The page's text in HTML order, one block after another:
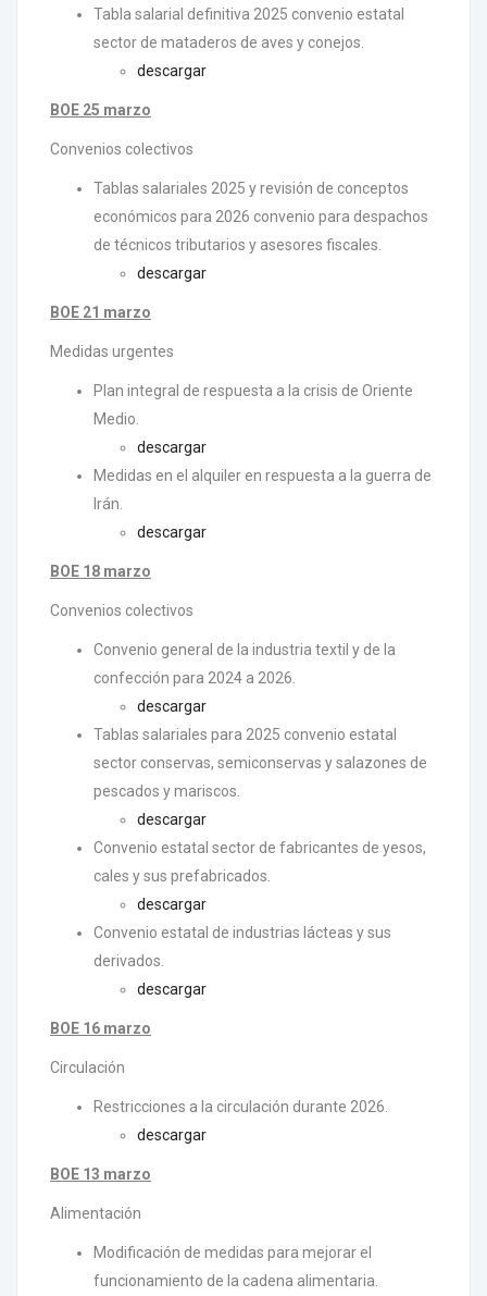
Tabla salarial definitiva 2025 convenio estatal
sector de mataderos de aves y conejos.
descargar
BOE 25 marzo
Convenios colectivos
Tablas salariales 2025 y revisión de conceptos
económicos para 2026 convenio para despachos
de técnicos tributarios y asesores fiscales.
descargar
BOE 21 marzo
Medidas urgentes
Plan integral de respuesta a la crisis de Oriente
Medio.
descargar
Medidas en el alquiler en respuesta a la guerra de
Irán.
descargar
BOE 18 marzo
Convenios colectivos
Convenio general de la industria textil y de la
confección para 2024 a 2026.
descargar
Tablas salariales para 2025 convenio estatal
sector conservas, semiconservas y salazones de
pescados y mariscos.
descargar
Convenio estatal sector de fabricantes de yesos,
cales y sus prefabricados.
descargar
Convenio estatal de industrias lácteas y sus
derivados.
descargar
BOE 16 marzo
Circulación
Restricciones a la circulación durante 2026.
descargar
BOE 13 marzo
Alimentación
Modificación de medidas para mejorar el
funcionamiento de la cadena alimentaria.